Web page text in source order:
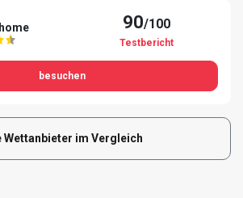
90/100
Testbericht
besuchen
Wettanbieter im Vergleich